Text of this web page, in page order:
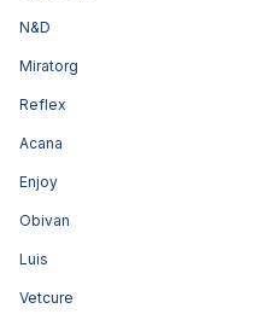
N&D
Miratorg
Reflex
Acana
Enjoy
Obivan
Luis
Vetcure